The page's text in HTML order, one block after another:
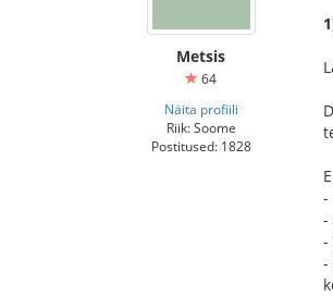
Metsis
64
Näita profiili
Riik: Soome
Postitused: 1828
-
-
-
-